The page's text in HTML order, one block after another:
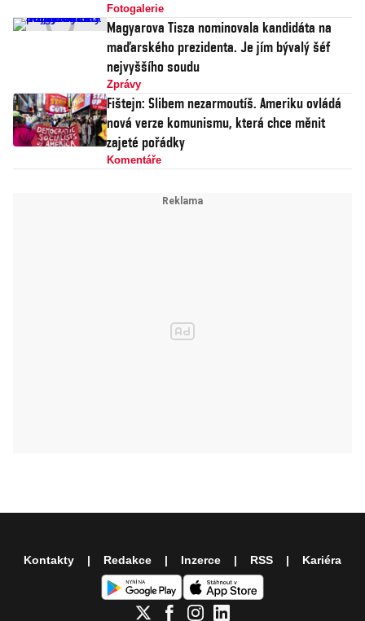
Fotogalerie
Magyarova Tisza nominovala kandidáta na
maďarského prezidenta. Je jím bývalý šéf
nejvyššího soudu
Zprávy
Fištejn: Slibem nezarmoutíš. Ameriku ovládá
nová verze komunismu, která chce měnit
zajeté pořádky
Komentáře
Kontakty Redakce Inzerce RSS Kariéra